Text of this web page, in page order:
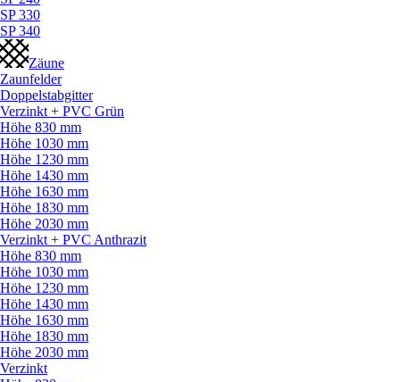
SP 330
SP 340
Zäune
Zaunfelder
Doppelstabgitter
Verzinkt + PVC Grün
Höhe 830 mm
Höhe 1030 mm
Höhe 1230 mm
Höhe 1430 mm
Höhe 1630 mm
Höhe 1830 mm
Höhe 2030 mm
Verzinkt + PVC Anthrazit
Höhe 830 mm
Höhe 1030 mm
Höhe 1230 mm
Höhe 1430 mm
Höhe 1630 mm
Höhe 1830 mm
Höhe 2030 mm
Verzinkt